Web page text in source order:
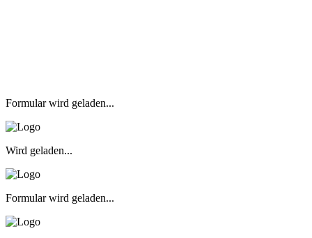
Formular wird geladen...
Wird geladen...
Formular wird geladen...